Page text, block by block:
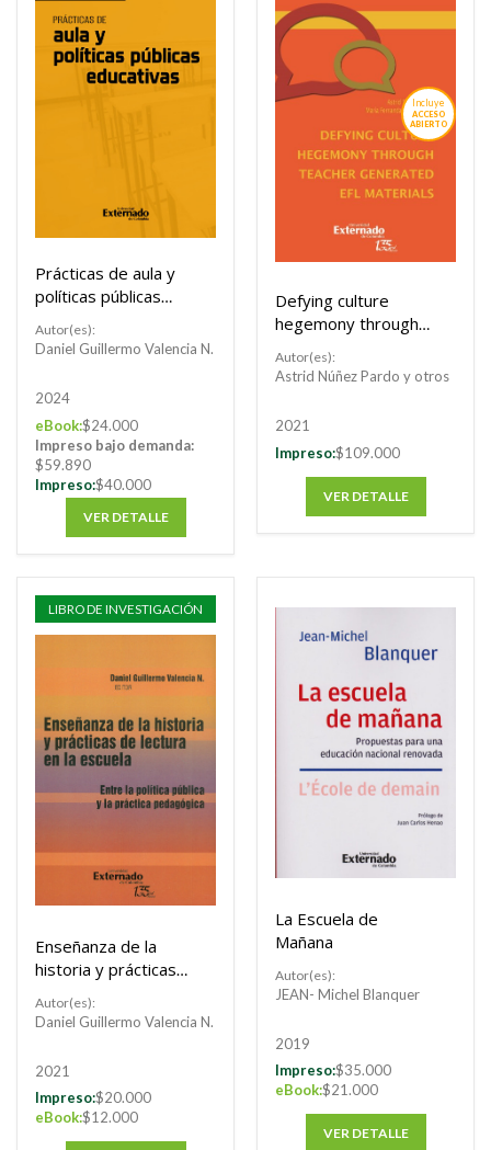
Prácticas de aula y
políticas públicas
educativas
Autor(es):
Daniel Guillermo Valencia N.
2024
eBook:$24.000
Impreso bajo demanda:
$59.890
Impreso:$40.000
VER DETALLE
Incluye
ACCESO
ABIERTO
Defying culture
hegemony through
teacher generated
EFL materials
Autor(es):
Astrid Núñez Pardo y otros
2021
Impreso:$109.000
VER DETALLE
LIBRO DE INVESTIGACIÓN
Enseñanza de la
historia y prácticas
escuela
Autor(es):
Daniel Guillermo Valencia N.
2021
Impreso:$20.000
eBook:$12.000
La Escuela de
Mañana
Autor(es):
JEAN- Michel Blanquer
2019
Impreso:$35.000
eBook:$21.000
VER DETALLE